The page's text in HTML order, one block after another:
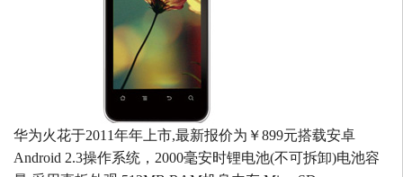
华为火花于2011年年上市,最新报价为￥899元搭载安卓
Android 2.3操作系统，2000毫安时锂电池(不可拆卸)电池容